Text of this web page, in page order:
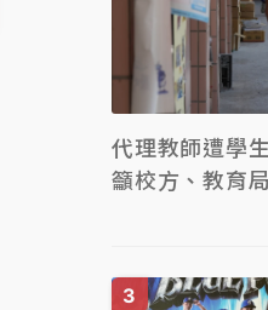
代理教師遭學
籲校方、教育